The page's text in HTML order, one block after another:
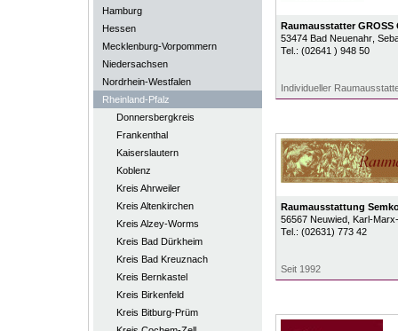
Hamburg
Hessen
Mecklenburg-Vorpommern
Niedersachsen
Nordrhein-Westfalen
Rheinland-Pfalz
Donnersbergkreis
Frankenthal
Kaiserslautern
Koblenz
Kreis Ahrweiler
Kreis Altenkirchen
Kreis Alzey-Worms
Kreis Bad Dürkheim
Kreis Bad Kreuznach
Kreis Bernkastel
Kreis Birkenfeld
Kreis Bitburg-Prüm
Raumausstatter GROSS
53474 Bad Neuenahr,
Tel.: (02641 ) 948 50
Individueller
Raumausstattung
56567 Neuwied, Karl-
Tel.: (02631) 773 42
Seit 1992